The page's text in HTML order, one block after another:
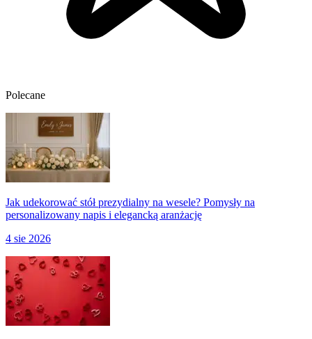
Polecane
Jak udekorować stół prezydialny na wesele? Pomysły na
personalizowany napis i elegancką aranżację
4 sie 2026